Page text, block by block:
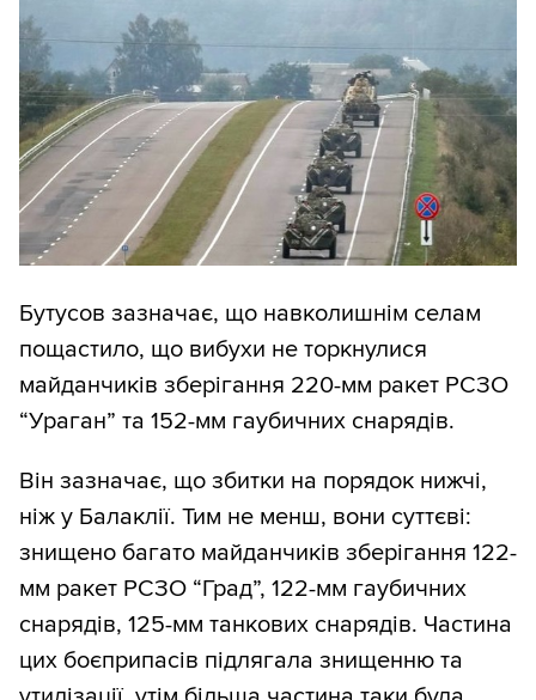
Бутусов зазначає, що навколишнім селам
пощастило, що вибухи не торкнулися
майданчиків зберігання 220-мм ракет РСЗО
“Ураган” та 152-мм гаубичних снарядів.
Він зазначає, що збитки на порядок нижчі,
ніж у Балаклії. Тим не менш, вони суттєві:
знищено багато майданчиків зберігання 122-
мм ракет РСЗО “Град”, 122-мм гаубичних
снарядів, 125-мм танкових снарядів. Частина
цих боєприпасів підлягала знищенню та